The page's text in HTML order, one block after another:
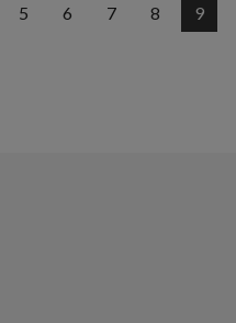
5 6 7 8 9